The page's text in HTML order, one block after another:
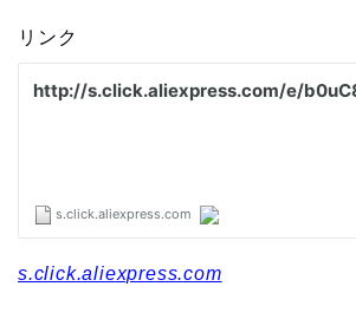
リンク
s.click.aliexpress.com